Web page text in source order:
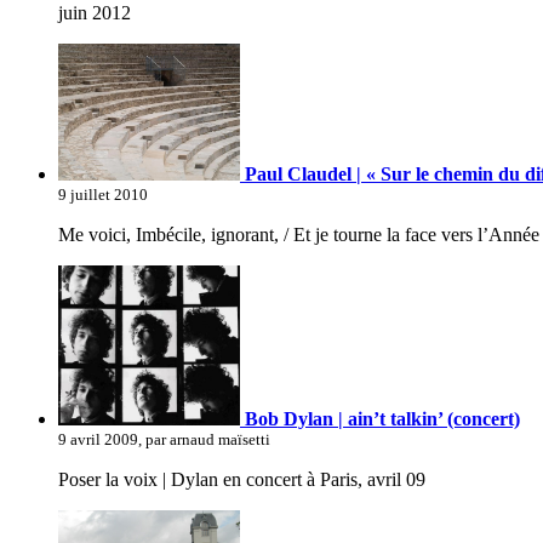
juin 2012
Paul Claudel | « Sur le chemin du
9 juillet 2010
Me voici, Imbécile, ignorant, / Et je tourne la face vers l’Année
Bob Dylan | ain’t talkin’ (concert)
9 avril 2009, par arnaud maïsetti
Poser la voix | Dylan en concert à Paris, avril 09